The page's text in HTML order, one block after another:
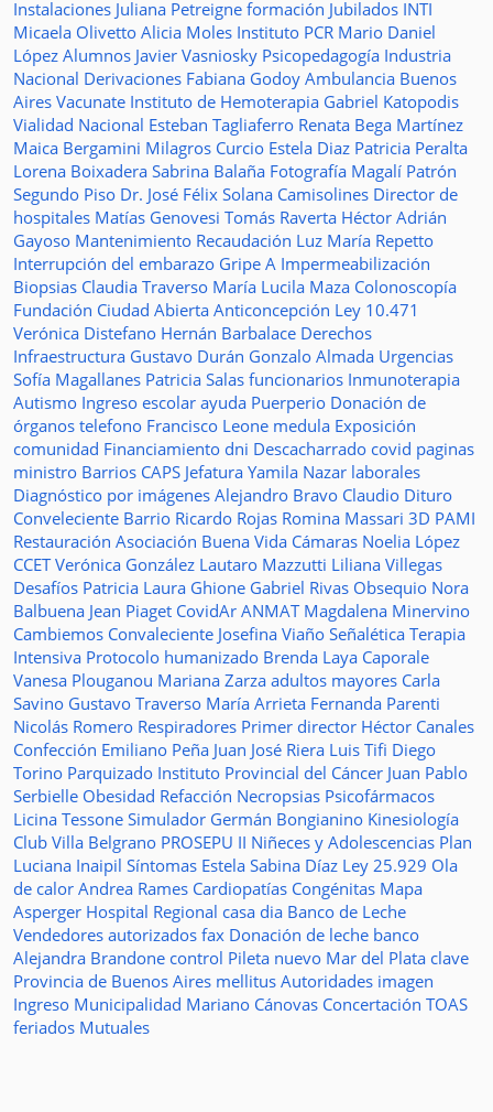
Instalaciones Juliana Petreigne formación Jubilados INTI
Micaela Olivetto Alicia Moles Instituto PCR Mario Daniel
López Alumnos Javier Vasniosky Psicopedagogía Industria
Nacional Derivaciones Fabiana Godoy Ambulancia Buenos
Aires Vacunate Instituto de Hemoterapia Gabriel Katopodis
Vialidad Nacional Esteban Tagliaferro Renata Bega Martínez
Maica Bergamini Milagros Curcio Estela Diaz Patricia Peralta
Lorena Boixadera Sabrina Balaña Fotografía Magalí Patrón
Segundo Piso Dr. José Félix Solana Camisolines Director de
hospitales Matías Genovesi Tomás Raverta Héctor Adrián
Gayoso Mantenimiento Recaudación Luz María Repetto
Interrupción del embarazo Gripe A Impermeabilización
Biopsias Claudia Traverso María Lucila Maza Colonoscopía
Fundación Ciudad Abierta Anticoncepción Ley 10.471
Verónica Distefano Hernán Barbalace Derechos
Infraestructura Gustavo Durán Gonzalo Almada Urgencias
Sofía Magallanes Patricia Salas funcionarios Inmunoterapia
Autismo Ingreso escolar ayuda Puerperio Donación de
órganos telefono Francisco Leone medula Exposición
comunidad Financiamiento dni Descacharrado covid paginas
ministro Barrios CAPS Jefatura Yamila Nazar laborales
Diagnóstico por imágenes Alejandro Bravo Claudio Dituro
Conveleciente Barrio Ricardo Rojas Romina Massari 3D PAMI
Restauración Asociación Buena Vida Cámaras Noelia López
CCETVerónica González Lautaro Mazzutti Liliana Villegas
Desafíos Patricia Laura Ghione Gabriel Rivas Obsequio Nora
Balbuena Jean Piaget CovidAr ANMAT Magdalena Minervino
Cambiemos Convaleciente Josefina Viaño Señalética Terapia
Intensiva Protocolo humanizado Brenda Laya Caporale
Vanesa Plouganou Mariana Zarza adultos mayores Carla
Savino Gustavo Traverso María Arrieta Fernanda Parenti
Nicolás Romero Respiradores Primer director Héctor Canales
Confección Emiliano Peña Juan José Riera Luis Tifi Diego
Torino Parquizado Instituto Provincial del Cáncer Juan Pablo
Serbielle Obesidad Refacción Necropsias Psicofármacos
Licina Tessone Simulador Germán Bongianino Kinesiología
Club Villa Belgrano PROSEPU II Niñeces y Adolescencias Plan
Luciana Inaipil Síntomas Estela Sabina Díaz Ley 25.929 Ola
de calor Andrea Rames Cardiopatías Congénitas Mapa
Asperger Hospital Regional casa dia Banco de Leche
Vendedores autorizados fax Donación de leche banco
Alejandra Brandone control Pileta nuevo Mar del Plata clave
Provincia de Buenos Aires mellitus Autoridades imagen
Ingreso Municipalidad Mariano Cánovas Concertación TOAS
feriados Mutuales